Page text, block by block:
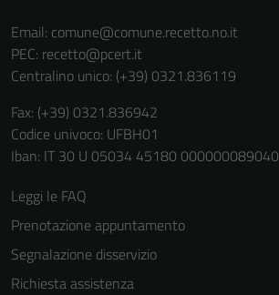
Email: comune@comune.recetto.no.it
PEC: recetto@pcert.it
Centralino unico: (+39) 0321.836119
Fax: (+39) 0321.836942
Codice univoco: UFBH01
Iban: IT 30 U 05034 45180 000000089040
Leggi le FAQ
Prenotazione appuntamento
Segnalazione disservizio
Richiesta assistenza